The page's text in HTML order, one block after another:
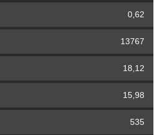
0,62
13767
18,12
15,98
535